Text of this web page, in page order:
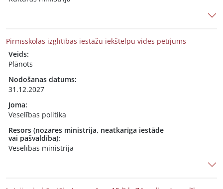
Pirmsskolas izglītības iestāžu iekštelpu vides pētījums
Veids:
Plānots
Nodošanas datums:
31.12.2027
Joma:
Veselības politika
Resors (nozares ministrija, neatkarīga iestāde
vai pašvaldība):
Veselības ministrija